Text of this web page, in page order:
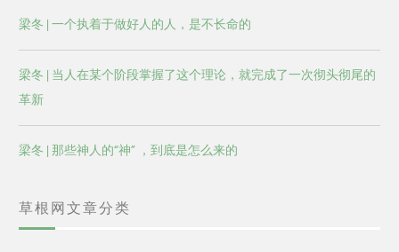
梁冬 | 一个执着于做好人的人，是不长命的
梁冬 | 当人在某个阶段掌握了这个理论，就完成了一次彻头彻尾的
革新
梁冬 | 那些神人的“神” ，到底是怎么来的
草根网文章分类